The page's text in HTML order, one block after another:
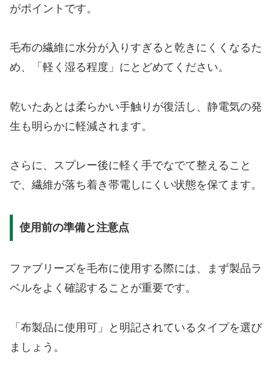
がポイントです。
毛布の繊維に水分が入りすぎると乾きにくくなるた
め、「軽く湿る程度」にとどめてください。
乾いたあとは柔らかい手触りが復活し、静電気の発
生も明らかに軽減されます。
さらに、スプレー後に軽く手でなでて整えること
で、繊維が落ち着き帯電しにくい状態を保てます。
使用前の準備と注意点
ファブリーズを毛布に使用する際には、まず製品ラ
ベルをよく確認することが重要です。
「布製品に使用可」と明記されているタイプを選び
ましょう。